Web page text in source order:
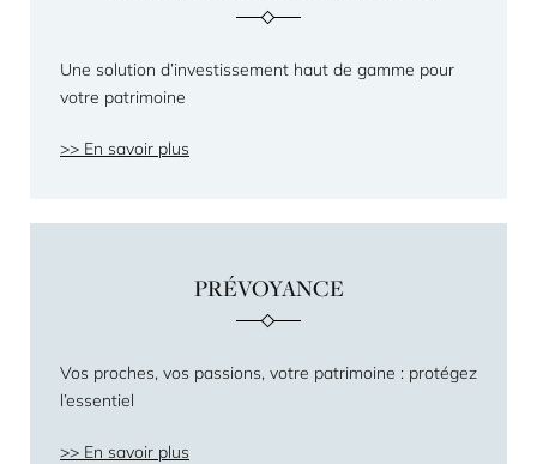
Une solution d’investissement haut de gamme pour
votre patrimoine
En savoir plus
PRÉVOYANCE
Vos proches, vos passions, votre patrimoine : protégez
l’essentiel
En savoir plus